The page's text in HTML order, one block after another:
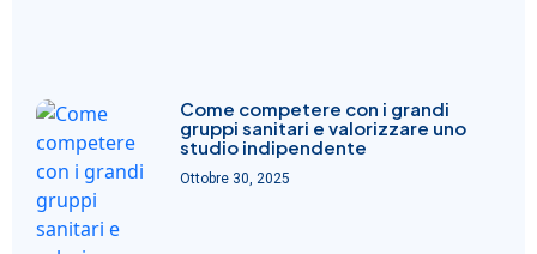
Come competere con i grandi
gruppi sanitari e valorizzare uno
studio indipendente
Ottobre 30, 2025